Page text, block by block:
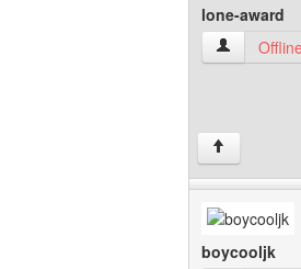
lone-award
lone-award
Offline
↑
boycooljk